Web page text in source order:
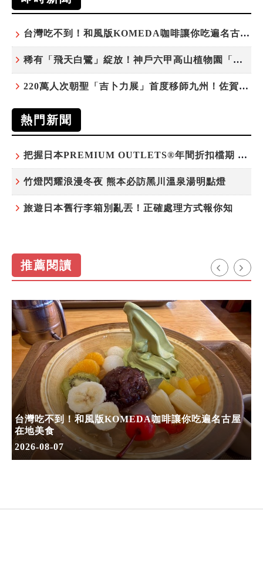
台灣吃不到！和風版KOMEDA咖啡讓你吃遍名古屋在地美食
稀有「飛天白鷺」綻放！神戶六甲高山植物園「鷺草」珍貴現身
220萬人次朝聖「吉卜力展」首度移師九州！佐賀站早鳥平日套票8/10搶先開賣
熱門新聞
把握日本PREMIUM OUTLETS®年間折扣檔期 越買越划算
竹燈閃耀浪漫冬夜 熊本必訪黑川溫泉湯明點燈
旅遊日本舊行李箱別亂丟！正確處理方式報你知
推薦閱讀
台灣吃不到！和風版KOMEDA咖啡讓你吃遍名古屋
在地美食
2026-08-07